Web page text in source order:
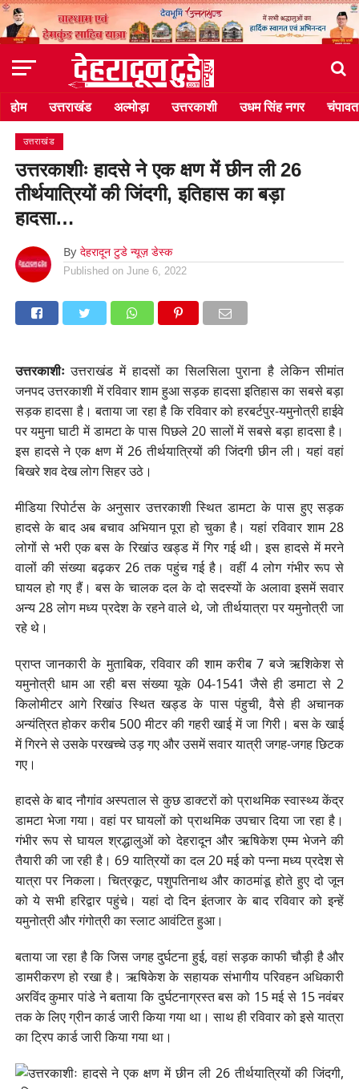
होम उत्तराखंड अल्मोड़ा उत्तरकाशी उधम सिंह नगर चंपावत
उत्तराखंड
उत्तरकाशीः हादसे ने एक क्षण में छीन ली 26
तीर्थयात्रियों की जिंदगी, इतिहास का बड़ा
हादसा…
By देहरादून टुडे न्यूज़ डेस्क
Published on June 6, 2022
उत्तरकाशीःउत्तराखंड में हादसों का सिलसिला पुराना है लेकिन सीमांत
जनपद उत्तरकाशी में रविवार शाम हुआ सड़क हादसा इतिहास का सबसे बड़ा
सड़क हादसा है। बताया जा रहा है कि रविवार को हरबर्टपुर-यमुनोत्री हाईवे
पर यमुना घाटी में डामटा के पास पिछले 20 सालों में सबसे बड़ा हादसा है।
इस हादसे ने एक क्षण में 26 तीर्थयात्रियों की जिंदगी छीन ली। यहां वहां
बिखरे शव देख लोग सिहर उठे।
मीडिया रिपोर्टस के अनुसार उत्तरकाशी स्थित डामटा के पास हुए सड़क
हादसे के बाद अब बचाव अभियान पूरा हो चुका है। यहां रविवार शाम 28
लोगों से भरी एक बस के रिखांउ खड्ड में गिर गई थी। इस हादसे में मरने
वालों की संख्या बढ़कर 26 तक पहुंच गई है। वहीं 4 लोग गंभीर रूप से
घायल हो गए हैं। बस के चालक दल के दो सदस्यों के अलावा इसमें सवार
अन्य 28 लोग मध्य प्रदेश के रहने वाले थे, जो तीर्थयात्रा पर यमुनोत्री जा
रहे थे।
प्राप्त जानकारी के मुताबिक, रविवार की शाम करीब 7 बजे ऋशिकेश से
यमुनोत्री धाम आ रही बस संख्या यूके 04-1541 जैसे ही डमाटा से 2
किलोमीटर आगे रिखांउ स्थित खड्ड के पास पंहुची, वैसे ही अचानक
अन्यंत्रित होकर करीब 500 मीटर की गहरी खाई में जा गिरी। बस के खाई
में गिरने से उसके परखच्चे उड़ गए और उसमें सवार यात्री जगह-जगह छिटक
गए।
हादसे के बाद नौगांव अस्पताल से कुछ डाक्टरों को प्राथमिक स्वास्थ्य केंद्र
डामटा भेजा गया। वहां पर घायलों को प्राथमिक उपचार दिया जा रहा है।
गंभीर रूप से घायल श्रद्धालुओं को देहरादून और ऋषिकेश एम्म भेजने की
तैयारी की जा रही है। 69 यात्रियों का दल 20 मई को पन्ना मध्य प्रदेश से
यात्रा पर निकला। चित्रकूट, पशुपतिनाथ और काठमांडू होते हुए दो जून
को ये सभी हरिद्वार पहुंचे। यहां दो दिन इंतजार के बाद रविवार को इन्हें
यमुनोत्री और गंगोत्री का स्लाट आवंटित हुआ।
बताया जा रहा है कि जिस जगह दुर्घटना हुई, वहां सड़क काफी चौड़ी है और
डामरीकरण हो रखा है। ऋषिकेश के सहायक संभागीय परिवहन अधिकारी
अरविंद कुमार पांडे ने बताया कि दुर्घटनाग्रस्त बस को 15 मई से 15 नवंबर
तक के लिए ग्रीन कार्ड जारी किया गया था। साथ ही रविवार को इसे यात्रा
का ट्रिप कार्ड जारी किया गया था।